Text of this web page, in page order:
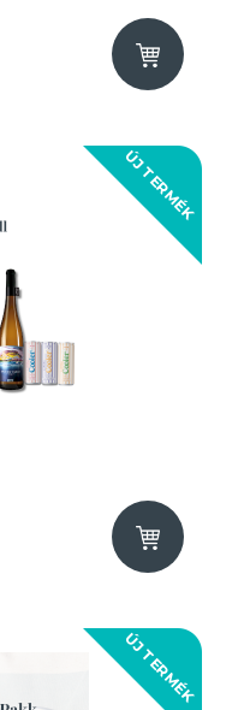
ÚJ TERMÉK
ÚJ TERMÉK